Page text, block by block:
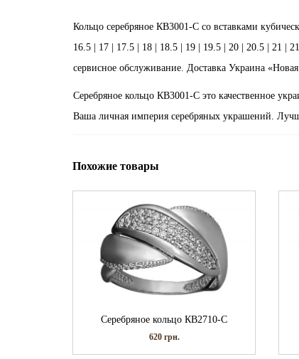
Кольцо серебряное КВ3001-С со вставками
16.5 | 17 | 17.5 | 18 | 18.5 | 19 | 19.5 | 20 | 20.5 | 21 |
сервисное обслуживание. Доставка Украина
Серебряное кольцо КВ3001-С это качественное
Ваша личная империя серебряных украшений.
Похожие товары
Серебряное кольцо КВ2710-С
620 грн.